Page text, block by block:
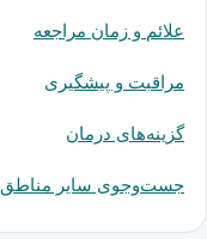
علائم و زمان مراجعه
مراقبت و پیشگیری
گزینه‌های درمان
جست‌وجوی سایر مناطق